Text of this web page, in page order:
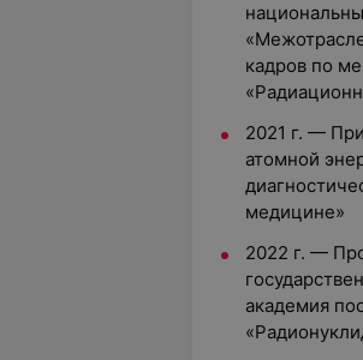
кадров по
2021 г. —
атомной
медицине»
2022 г. —
академия